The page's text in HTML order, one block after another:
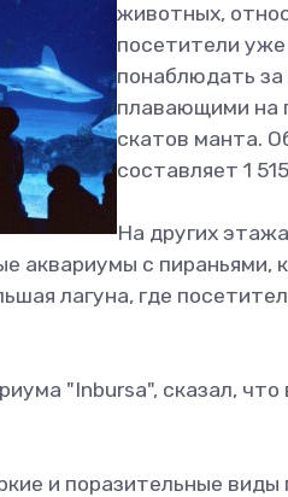
животных,
посетители
понаблюдать
плавающими на
скатов манта.
составляет 1
На других
аквариумы с пираньями,
лагуна, где
"Inbursa", сказал,
и поразительные